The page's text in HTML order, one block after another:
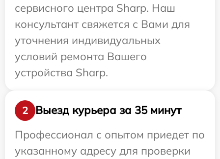
сервисного центра Sharp. Наш
консультант свяжется с Вами для
уточнения индивидуальных
условий ремонта Вашего
устройства Sharp.
2
Выезд курьера за 35 минут
Профессионал с опытом приедет по
указанному адресу для проверки